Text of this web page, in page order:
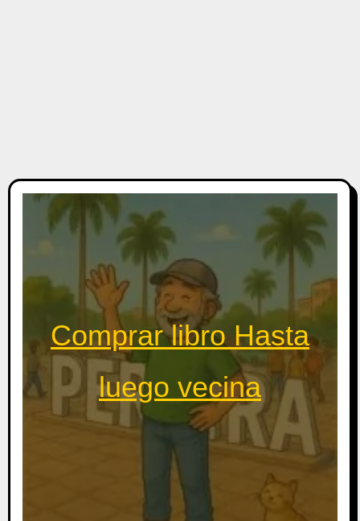
Comprar libro Hasta
luego vecina